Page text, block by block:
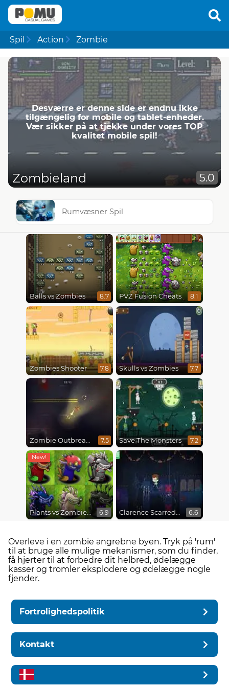
Spil Action Zombie
Desværre er denne side er endnu ikke
tilgængelig for mobile og tablet-enheder.
Vær sikker på at tjekke under vores TOP
kvalitet mobile spil!
Zombieland 5.0
Rumvæsner Spil
Balls vs Zombies 8.7 PVZ Fusion Cheats 8.1
Zombies Shooter 7.8 Skulls vs Zombies 7.7
Zombie Outbreak Arena 7.5 Save The Monsters 7.2
Plants vs Zombies Fusion Mode 6.9 Clarence Scarred Silly 6.6
Overleve i en zombie angrebne byen. Tryk på 'rum'
til at bruge alle mulige mekanismer, som du finder,
få hjerter til at forbedre dit helbred, ødelægge
kasser og tromler eksplodere og ødelægge nogle
fjender.
Fortrolighedspolitik
Kontakt